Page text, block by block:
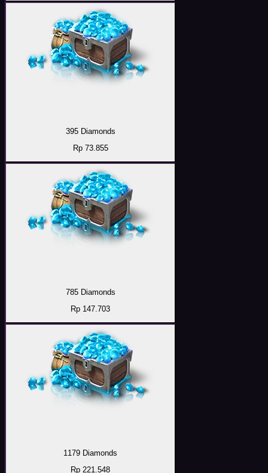
395 Diamonds
Rp 73.855
785 Diamonds
Rp 147.703
1179 Diamonds
Rp 221.548